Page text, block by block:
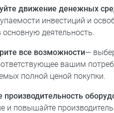
движение денежных
инвестиций и
деятельность.
все возможности—
вашим
полной ценой покупки.
и повышайте